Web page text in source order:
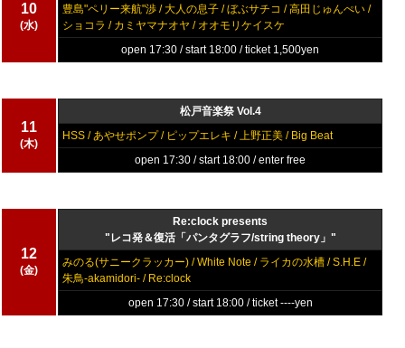
10
(水)
豊島"ペリー来航"渉 / 大人の息子 / ぼぶサチコ / 高田じゅんぺい /
ショコラ / カミヤマナオヤ / オオモリケイスケ
open 17:30 / start 18:00 / ticket 1,500yen
11
(木)
松戸音楽祭 Vol.4
HSS / あやせポンプ / ピップエレキ / 上野正美 / Big Beat
open 17:30 / start 18:00 / enter free
12
(金)
Re:clock presents
"レコ発＆復活「パンタグラフ/string theory」"
みのる(サニークラッカー) / White Note / ライカの水槽 / S.H.E /
朱鳥-akamidori- / Re:clock
open 17:30 / start 18:00 / ticket ----yen